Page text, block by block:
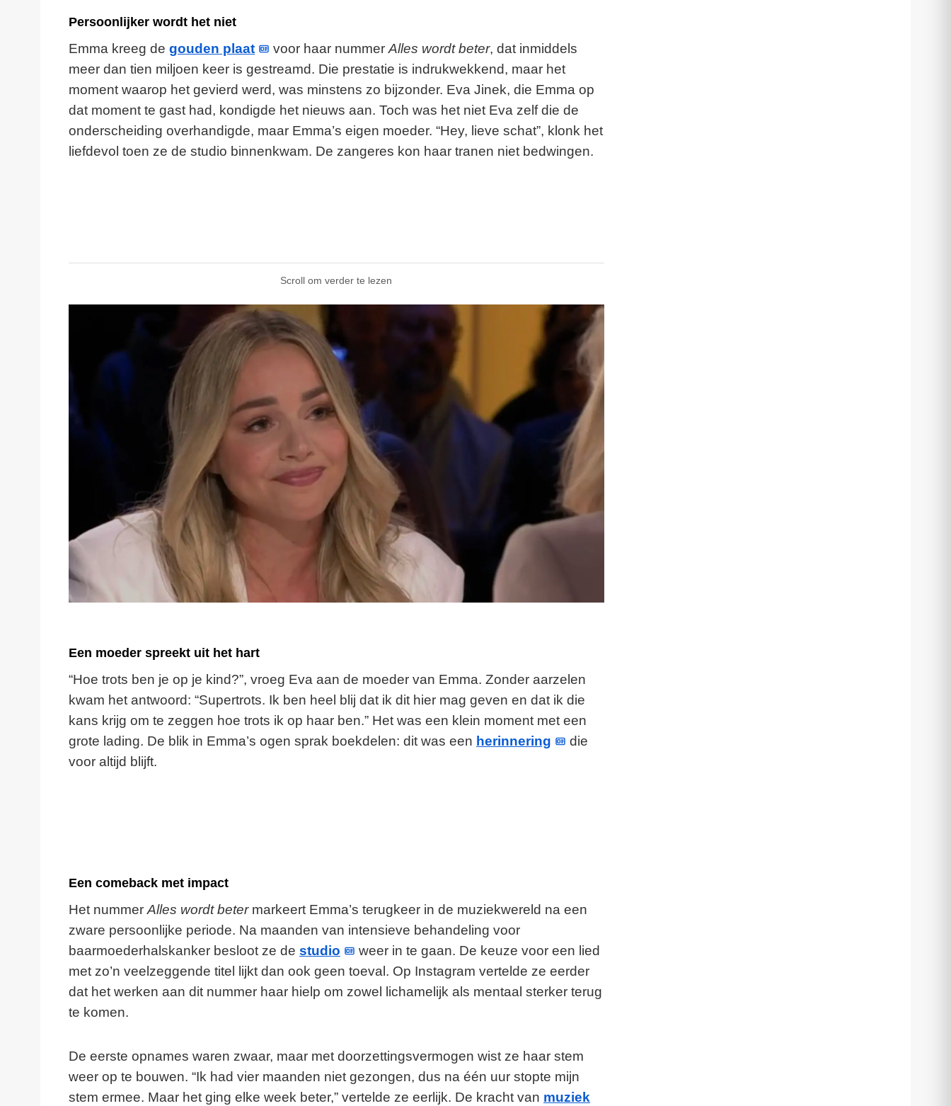
Persoonlijker wordt het niet
Emma kreeg de gouden plaat voor haar nummerAlles wordt beter, dat inmiddels
meer dan tien miljoen keer is gestreamd. Die prestatie is indrukwekkend, maar het
moment waarop het gevierd werd, was minstens zo bijzonder. Eva Jinek, die Emma op
dat moment te gast had, kondigde het nieuws aan. Toch was het niet Eva zelf die de
onderscheiding overhandigde, maar Emma’s eigen moeder. “Hey, lieve schat”, klonk het
liefdevol toen ze de studio binnenkwam. De zangeres kon haar tranen niet bedwingen.
Scroll om verder te lezen
Een moeder spreekt uit het hart
“Hoe trots ben je op je kind?”, vroeg Eva aan de moeder van Emma. Zonder aarzelen
kwam het antwoord: “Supertrots. Ik ben heel blij dat ik dit hier mag geven en dat ik die
kans krijg om te zeggen hoe trots ik op haar ben.” Het was een klein moment met een
grote lading. De blik in Emma’s ogen sprak boekdelen: dit was een herinnering
die
voor altijd blijft.
Een comeback met impact
Het nummer Alles wordt betermarkeert Emma’s terugkeer in de muziekwereld na een
zware persoonlijke periode. Na maanden van intensieve behandeling voor
baarmoederhalskanker besloot ze de studio
weer in te gaan. De keuze voor een lied
met zo’n veelzeggende titel lijkt dan ook geen toeval. Op Instagram vertelde ze eerder
dat het werken aan dit nummer haar hielp om zowel lichamelijk als mentaal sterker terug
te komen.
De eerste opnames waren zwaar, maar met doorzettingsvermogen wist ze haar stem
weer op te bouwen. “Ik had vier maanden niet gezongen, dus na één uur stopte mijn
stem ermee. Maar het ging elke week beter,” vertelde ze eerlijk. De kracht van muziek